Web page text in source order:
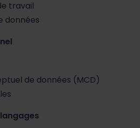
travail
données
de données (MCD)